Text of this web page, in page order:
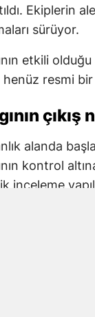
Ekiplerin
sürüyor.
etkili
resmi bir
alanda
kontrol
inceleme